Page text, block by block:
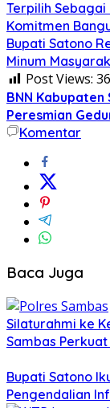
Terpilih Sebagai
Komitmen
Bupati Satono
Minum
Post Views:
BNN Kabupaten
Peresmian
Komentar
Baca Juga
Silaturahmi ke
Sambas
Bupati Satono
Pengendalian